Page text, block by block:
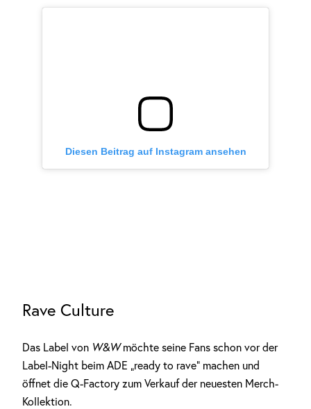
Diesen Beitrag auf Instagram ansehen
Rave Culture
Das Label von W&Wmöchte seine Fans schon vor der
Label-Night beim ADE „ready to rave“ machen und
öffnet die Q-Factory zum Verkauf der neuesten Merch-
Kollektion.